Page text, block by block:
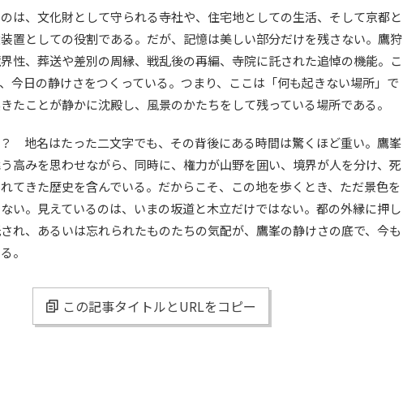
は、文化財として守られる寺社や、住宅地としての生活、そして京都と
置としての役割である。だが、記憶は美しい部分だけを残さない。鷹狩
性、葬送や差別の周縁、戦乱後の再編、寺院に託された追悼の機能。こ
今日の静けさをつくっている。つまり、ここは「何も起きない場所」で
たことが静かに沈殿し、風景のかたちをして残っている場所である。
地名はたった二文字でも、その背後にある時間は驚くほど重い。鷹峯
高みを思わせながら、同時に、権力が山野を囲い、境界が人を分け、死
てきた歴史を含んでいる。だからこそ、この地を歩くとき、ただ景色を
い。見えているのは、いまの坂道と木立だけではない。都の外縁に押し
れ、あるいは忘れられたものたちの気配が、鷹峯の静けさの底で、今も
。
この記事タイトルとURLをコピー